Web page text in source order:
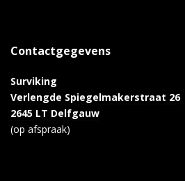
Contactgegevens
Surviking
Verlengde Spiegelmakerstraat 26
2645 LT Delfgauw
(op afspraak)